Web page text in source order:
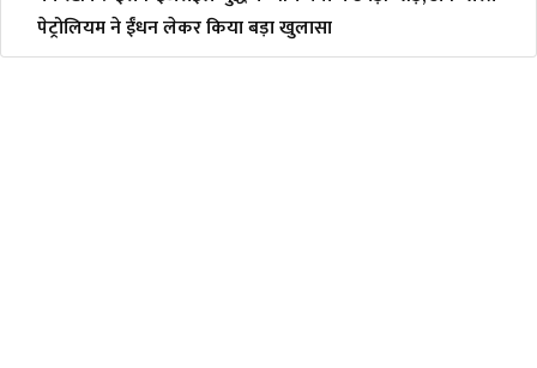
पेट्रोलियम ने ईंधन लेकर किया बड़ा खुलासा